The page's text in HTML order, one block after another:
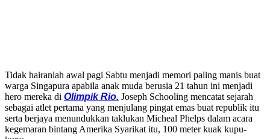
Tidak hairanlah awal pagi Sabtu menjadi memori paling manis buat
warga Singapura apabila anak muda berusia 21 tahun ini menjadi
hero mereka di Olimpik Rio. Joseph Schooling mencatat sejarah
sebagai atlet pertama yang menjulang pingat emas buat republik itu
serta berjaya menundukkan taklukan Micheal Phelps dalam acara
kegemaran bintang Amerika Syarikat itu, 100 meter kuak kupu-